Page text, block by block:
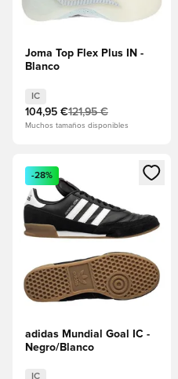
Joma Top Flex Plus IN -
Blanco
IC
104,95 €121,95 €
Muchos tamaños disponibles
Abre un modal para iniciar
-28%
adidas Mundial Goal IC -
Negro/Blanco
IC